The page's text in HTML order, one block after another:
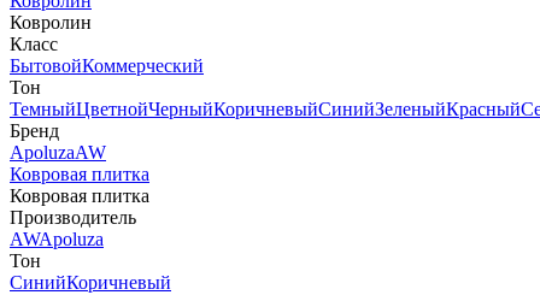
Ковролин
Класс
БытовойКоммерческий
Тон
ТемныйЦветнойЧерныйКоричневыйСинийЗеленыйКрасный
Бренд
ApoluzaAW
Ковровая плитка
Ковровая плитка
Производитель
AWApoluza
Тон
СинийКоричневый